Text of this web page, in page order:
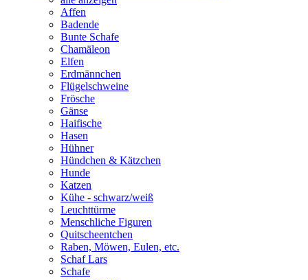
Affen
Badende
Bunte Schafe
Chamäleon
Elfen
Erdmännchen
Flügelschweine
Frösche
Gänse
Haifische
Hasen
Hühner
Hündchen & Kätzchen
Hunde
Katzen
Kühe - schwarz/weiß
Leuchttürme
Menschliche Figuren
Quitscheentchen
Raben, Möwen, Eulen, etc.
Schaf Lars
Schafe